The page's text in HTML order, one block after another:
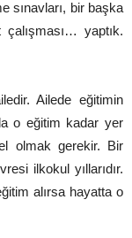
sınavları, bir başka
yaptık.
Ailede eğitimin
o eğitim kadar yer
olmak gerekir. Bir
ilkokul yıllarıdır.
alırsa hayatta o